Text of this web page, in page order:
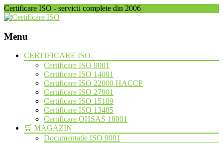
Certificare ISO - servicii complete din 2006
Menu
Skip
CERTIFICARE ISO
Certificare ISO 9001
Certificare ISO 14001
Certificare ISO 22000 HACCP
Certificare ISO 27001
Certificare ISO 15189
Certificare ISO 13485
Certificare OHSAS 18001
🛒 MAGAZIN
Documentatie ISO 9001